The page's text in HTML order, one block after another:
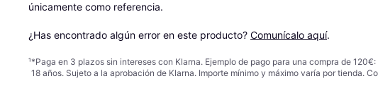
únicamente como referencia.
¿Has encontrado algún error en este producto? Comunícalo aquí.
¹*Paga en 3 plazos sin intereses con Klarna. Ejemplo de pago para una compra de
18 años. Sujeto a la aprobación de Klarna. Importe mínimo y máximo varía por tienda.